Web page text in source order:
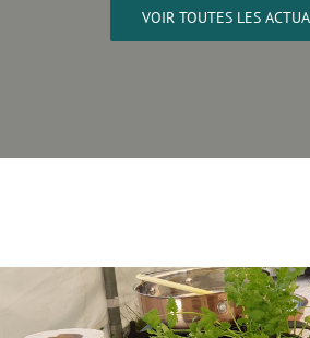
VOIR TOUTES LES